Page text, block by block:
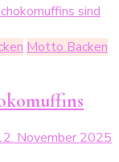
Motto Backen
November 2025